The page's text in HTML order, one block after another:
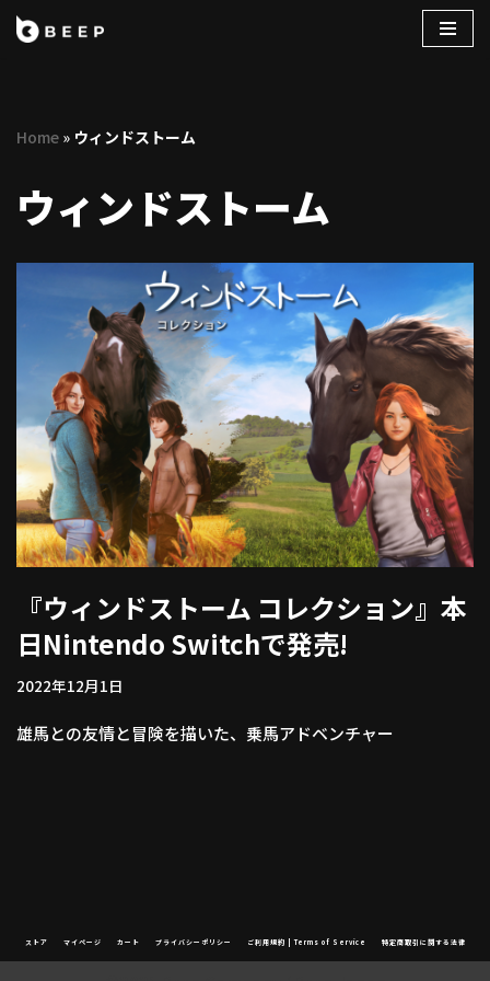
ン
へ
ス
ッ
Home » ウィンドストーム
ウィンドストーム
『ウィンドストーム コレクション』本
日Nintendo Switchで発売!
2022年12月1日
雄馬との友情と冒険を描いた、乗馬アドベンチャー
ストア マイページ カート プライバシーポリシー ご利用規約 | Terms of Service 特定商取引に関する法律